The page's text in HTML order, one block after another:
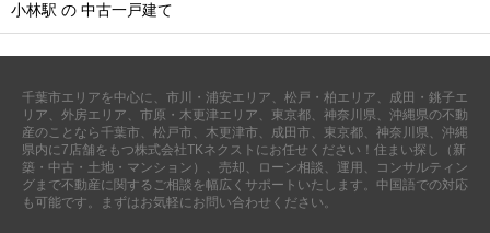
小林駅 の 中古一戸建て
千葉市エリアを中心に、市川・浦安エリア、松戸・柏エリア、成田・銚子エ
リア、外房エリア、市原・木更津エリア、東京都、神奈川県、沖縄県の不動
産のことなら千葉市、松戸市、木更津市、成田市、東京都、神奈川県、沖縄
県内に7店舗をもつ株式会社TKネクストにお任せください！住まい探し（新
築・中古・土地・マンション）、売却、ローン相談、運用、コンサルティン
グまで不動産に関するご相談を幅広くサポートいたします。中国語での対応
も可能です。まずはお気軽にお問い合わせください。